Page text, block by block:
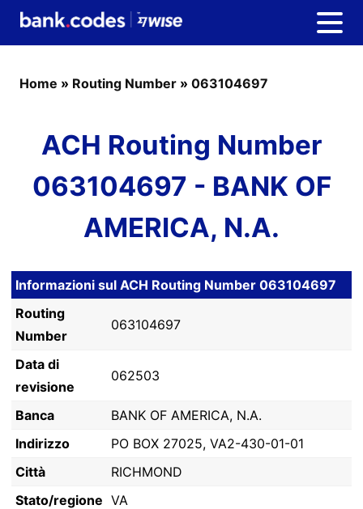
Home » Routing Number » 063104697
ACH Routing Number
063104697 - BANK OF
AMERICA, N.A.
Informazioni sul ACH Routing Number 063104697
Routing
Number
063104697
Data di
revisione
062503
Banca
BANK OF AMERICA, N.A.
Indirizzo
PO BOX 27025, VA2-430-01-01
Città
RICHMOND
Stato/regione VA